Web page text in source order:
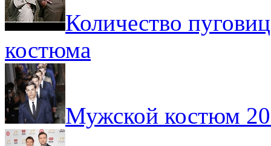
Количество
костюма
Мужской костюм